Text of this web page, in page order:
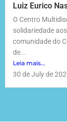
Luiz Eurico
O Centro
solidariedade
comunidade do
de...
Leia mais...
30 de July de